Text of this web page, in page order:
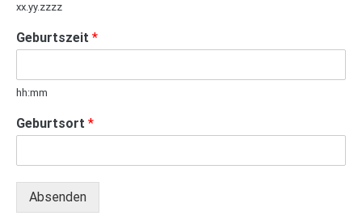
xx.yy.zzzz
Geburtszeit *
hh:mm
Geburtsort *
Absenden